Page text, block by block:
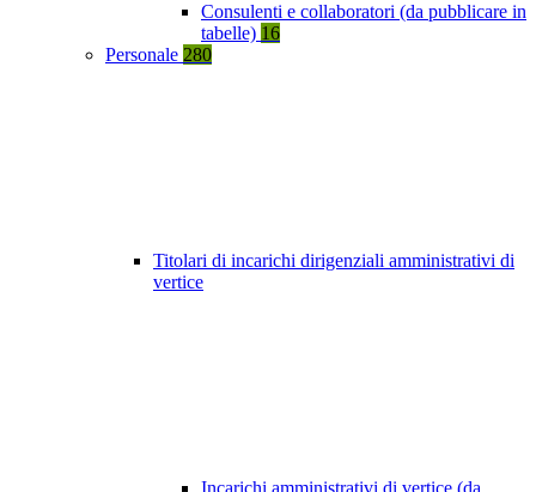
Consulenti e collaboratori (da pubblicare in
tabelle) 16
Personale 280
Titolari di incarichi dirigenziali amministrativi di
vertice